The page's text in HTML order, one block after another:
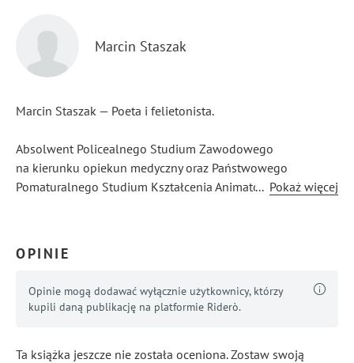
Marcin Staszak
Marcin Staszak — Poeta i felietonista.
Absolwent Policealnego Studium Zawodowego
na kierunku opiekun medyczny oraz Państwowego
Pomaturalnego Studium Kształcenia Animatorów Kultury
Wiceprezes Ogólnopolskiego Związku Zawodowego
Społecznych.
„Po drugiej stronie cierpienia”, „Ze szpitalnego klęcznika”.
... Pokaż więcej
OPINIE
Opinie mogą dodawać wyłącznie użytkownicy, którzy
kupili daną publikację na platformie Riderò.
Ta książka jeszcze nie została oceniona. Zostaw swoją